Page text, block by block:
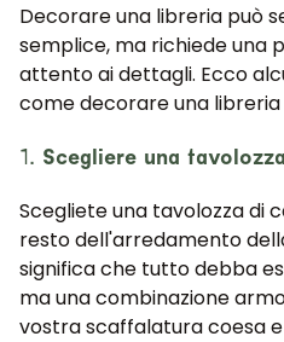
Decorare una libreria può
semplice, ma richiede una
attento ai dettagli. Ecco
come decorare una
1. Scegliere una
Scegliete una tavolozza di
resto dell'arredamento
significa che tutto debba
ma una combinazione
vostra scaffalatura coesa